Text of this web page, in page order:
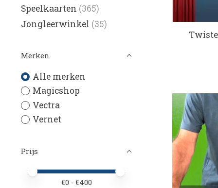
Speelkaarten (365)
Jongleerwinkel (35)
Merken
Alle merken
Magicshop
Vectra
Vernet
Prijs
Minimale prijswaarde
Price maximum value
€0 - €400